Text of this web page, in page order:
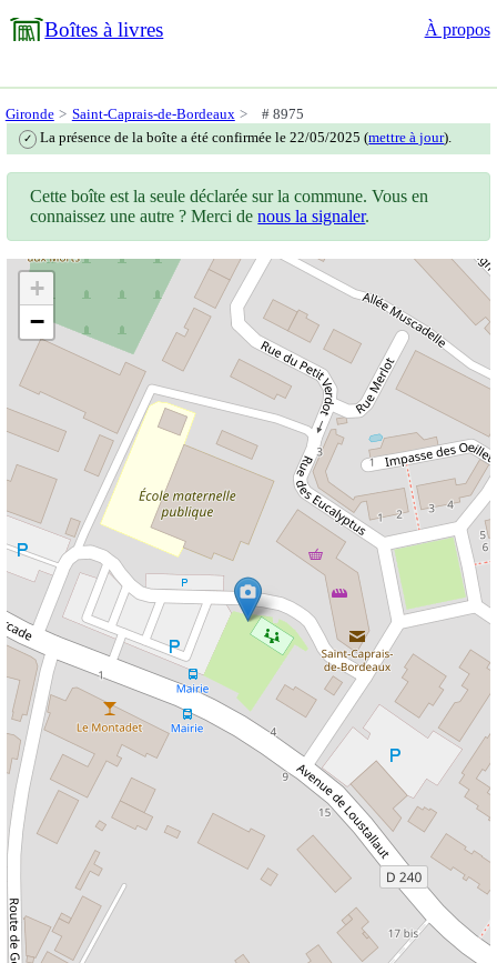
Boîtes à livres À propos
Gironde Saint-Caprais-de-Bordeaux # 8975
✓ La présence de la boîte a été confirmée le 22/05/2025 (mettre à jour).
Cette boîte est la seule déclarée sur la commune. Vous en
connaissez une autre ? Merci denous la signaler.
+
−